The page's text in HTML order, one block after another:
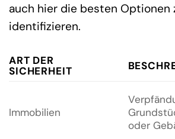
auch hier die besten Optionen
identifizieren.
ART DER
SICHERHEIT
Immobilien
oder